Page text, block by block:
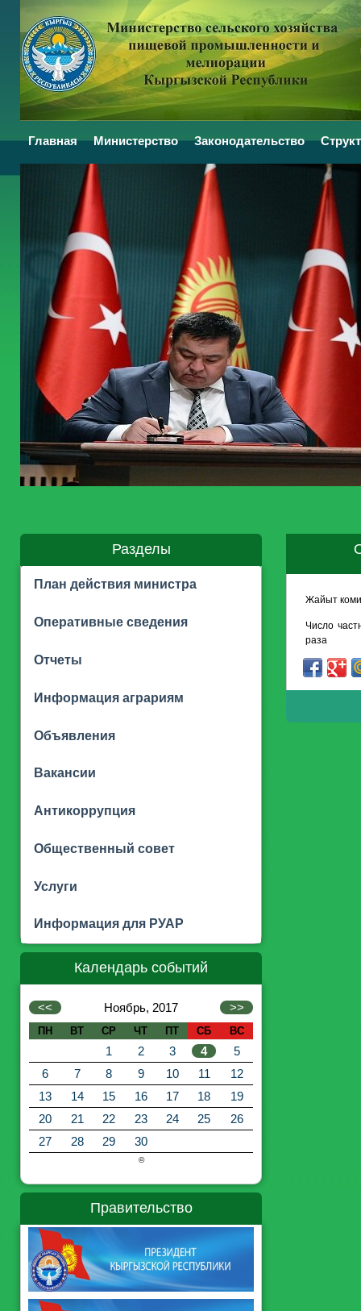
Главная Министерство Законодательство
Разделы
План действия министра
Оперативные сведения
Отчеты
Информация аграриям
Объявления
Вакансии
Антикоррупция
Общественный совет
Услуги
Информация для РУАР
Календарь событий
<< Ноябрь, 2017 >>
ПН ВТ СР ЧТ ПТ СБ ВС
1 2 3 4
5
6
7 8 9 10 11
12
13
14 15 16 17 18
19
20
21 22 23 24 25
26
27
28 29 30
©
Правительство
Жайыт
Число
раза